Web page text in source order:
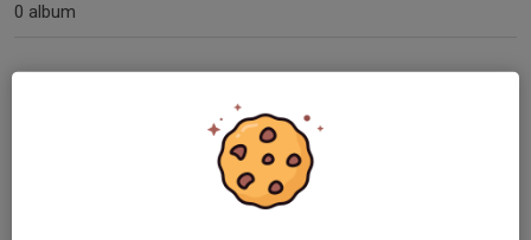
0 album
Inga album skapade